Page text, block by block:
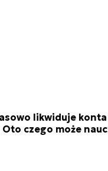
likwiduje
czego może